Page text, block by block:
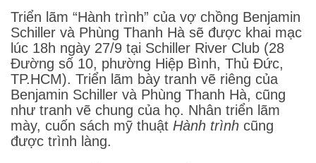
Triển lãm “Hành trình” của vợ chồng Benjamin
Schiller và Phùng Thanh Hà sẽ được khai mạc
lúc 18h ngày 27/9 tại Schiller River Club (28
Đường số 10, phường Hiệp Bình, Thủ Đức,
TP.HCM). Triển lãm bày tranh vẽ riêng của
Benjamin Schiller và Phùng Thanh Hà, cũng
như tranh vẽ chung của họ. Nhân triển lãm
mày, cuốn sách mỹ thuật Hành trình cũng
được trình làng.